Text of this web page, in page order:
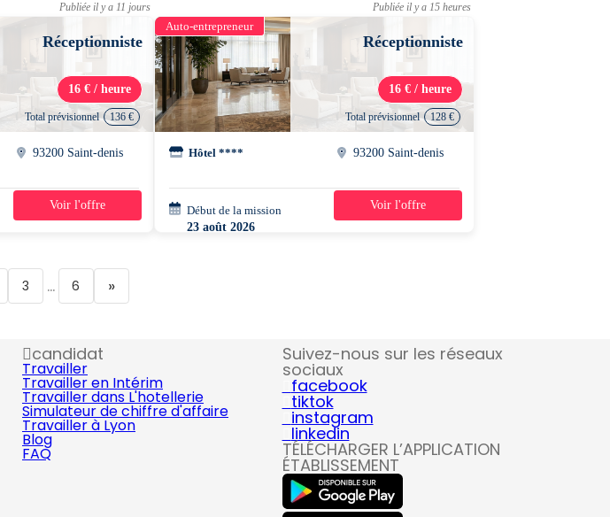
Publiée il y a 11 jours
Réceptionniste
16 € / heure
Total prévisionnel 136 €
93200 Saint-denis
1 jour
Voir l'offre
Publiée il y a 15 heures
Auto-entrepreneur
Réceptionniste
16 € / heure
Total prévisionnel 128 €
Hôtel **** 93200 Saint-denis
Début de la mission
23 août 2026
1 jour
Voir l'offre
3 ... 6 »
candidat
Travailler
Travailler en Intérim
Travailler dans L'hotellerie
Simulateur de chiffre d'affaire
Travailler à Lyon
Blog
FAQ
Suivez-nous sur les réseaux
sociaux
facebook
tiktok
instagram
linkedin
TÉLÉCHARGER L’APPLICATION
ÉTABLISSEMENT